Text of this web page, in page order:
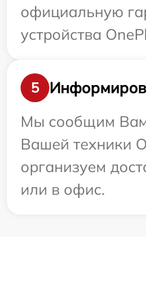
официальную
устройства
5
Мы сообщим Вам
Вашей техники
организуем
или в офис.